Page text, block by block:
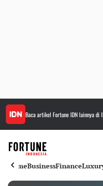
Baca artikel Fortune IDNlainnya di
HomeBusinessFinance